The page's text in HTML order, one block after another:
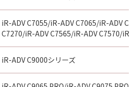
please write to Canon's
or distributor/dealer, serving
you obtained the
iR-ADV C7055/iR-ADV C7065/iR-ADV
C7270/iR-ADV C7565/iR-ADV C7570/iR-
iR-ADV C9000シリーズ